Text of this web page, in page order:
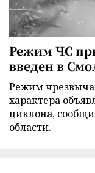
Режим ЧС
введен в
Режим
характера
циклона,
области.